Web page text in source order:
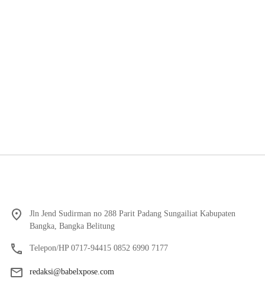
Jln Jend Sudirman no 288 Parit Padang Sungailiat Kabupaten
Bangka, Bangka Belitung
Telepon/HP 0717-94415 0852 6990 7177
redaksi@babelxpose.com